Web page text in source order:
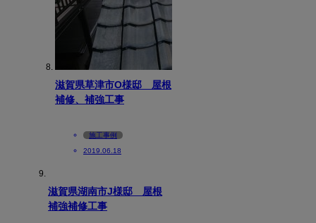
滋賀県草津市O様邸 屋根
補修、補強工事
施工事例
2019.06.18
滋賀県湖南市J様邸 屋根
補強補修工事